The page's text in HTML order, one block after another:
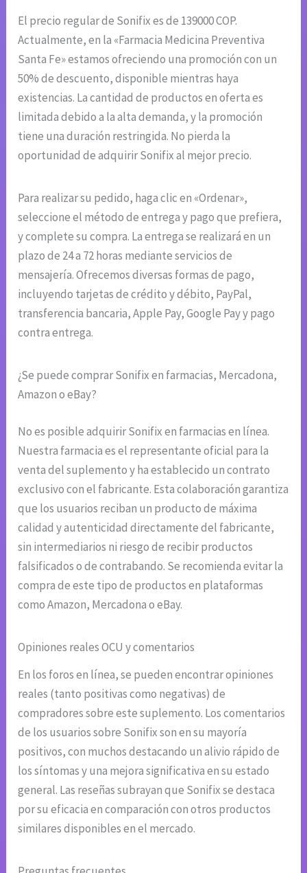
El precio regular de Sonifix es de 139000 COP.
Actualmente, en la «Farmacia Medicina Preventiva
Santa Fe» estamos ofreciendo una promoción con un
50% de descuento, disponible mientras haya
existencias. La cantidad de productos en oferta es
limitada debido a la alta demanda, y la promoción
tiene una duración restringida. No pierda la
oportunidad de adquirir Sonifix al mejor precio.
Para realizar su pedido, haga clic en «Ordenar»,
seleccione el método de entrega y pago que prefiera,
y complete su compra. La entrega se realizará en un
plazo de 24 a 72 horas mediante servicios de
mensajería. Ofrecemos diversas formas de pago,
incluyendo tarjetas de crédito y débito, PayPal,
transferencia bancaria, Apple Pay, Google Pay y pago
contra entrega.
¿Se puede comprar Sonifix en farmacias, Mercadona,
Amazon o eBay?
No es posible adquirir Sonifix en farmacias en línea.
Nuestra farmacia es el representante oficial para la
venta del suplemento y ha establecido un contrato
exclusivo con el fabricante. Esta colaboración garantiza
que los usuarios reciban un producto de máxima
calidad y autenticidad directamente del fabricante,
sin intermediarios ni riesgo de recibir productos
falsificados o de contrabando. Se recomienda evitar la
compra de este tipo de productos en plataformas
como Amazon, Mercadona o eBay.
Opiniones reales OCU y comentarios
En los foros en línea, se pueden encontrar opiniones
reales (tanto positivas como negativas) de
compradores sobre este suplemento. Los comentarios
de los usuarios sobre Sonifix son en su mayoría
positivos, con muchos destacando un alivio rápido de
los síntomas y una mejora significativa en su estado
general. Las reseñas subrayan que Sonifix se destaca
por su eficacia en comparación con otros productos
similares disponibles en el mercado.